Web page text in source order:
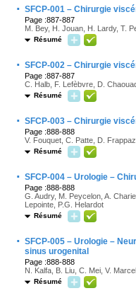
· SFCP-001 – Chirurgie
Page :887-887
M. Bey, H. Jouan, H. Lardy, T.
Résumé
· SFCP-002 – Chirurgie
Page :887-887
C. Halb, F. Lefèbvre, D.
Résumé
· SFCP-003 – Chirurgie
Page :888-888
V. Fouquet, C. Patte, D.
Résumé
· SFCP-004 – Urologie –
Page :888-888
G. Audry, M. Peycelon, A.
Lepointe, P.G. Helardot
Résumé
· SFCP-005 – Urologie –
sinus urogenital
Page :888-888
N. Kalfa, B. Liu, C. Mei, V.
Résumé